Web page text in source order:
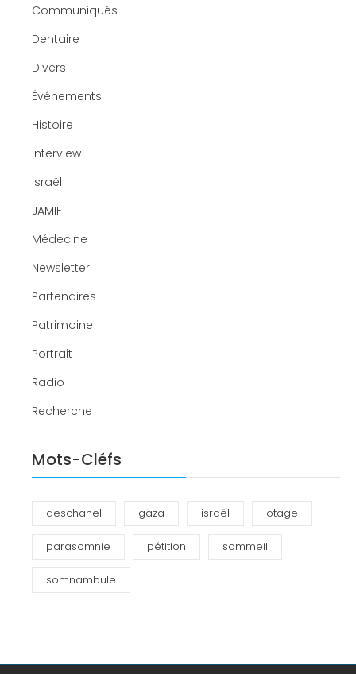
Communiqués
Dentaire
Divers
Événements
Histoire
Interview
Israël
JAMIF
Médecine
Newsletter
Partenaires
Patrimoine
Portrait
Radio
Recherche
Mots-Cléfs
deschanel gaza israël otage
parasomnie pétition sommeil
somnambule